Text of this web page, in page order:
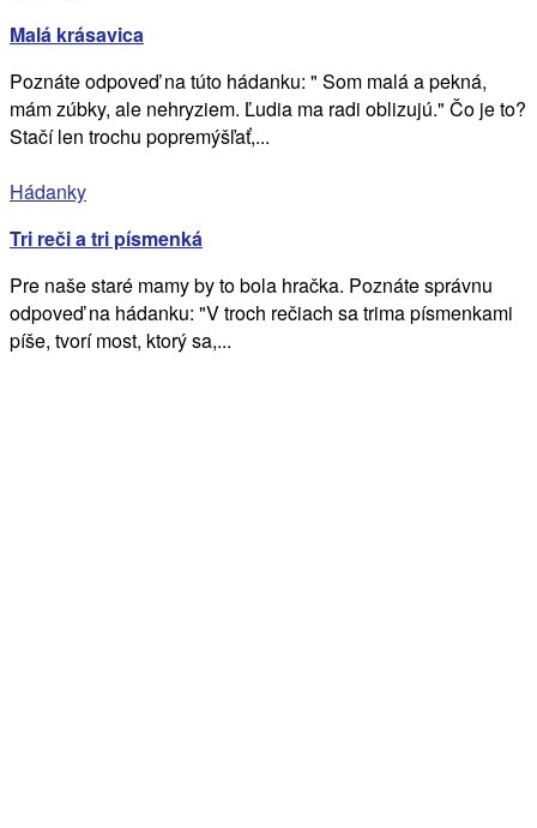
Malá krásavica
Poznáte odpoveď na túto hádanku: " Som malá a pekná,
mám zúbky, ale nehryziem. Ľudia ma radi oblizujú." Čo je to?
Stačí len trochu popremýšľať,...
Hádanky
Tri reči a tri písmenká
Pre naše staré mamy by to bola hračka. Poznáte správnu
odpoveď na hádanku: "V troch rečiach sa trima písmenkami
píše, tvorí most, ktorý sa,...